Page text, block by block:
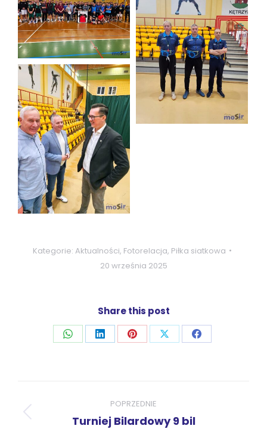
Kategorie: Aktualności, Fotorelacja, Piłka siatkowa
20 września 2025
Share this post
UdostępnijUdostępnijUdostępnijUdostępnijUdostępnij
wpisów
POPRZEDNIE
Poprzedni
Turniej Bilardowy 9 bil